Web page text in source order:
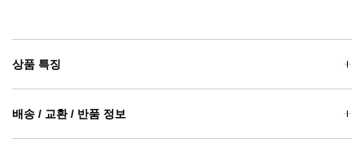
상품 특징
배송 / 교환 / 반품 정보